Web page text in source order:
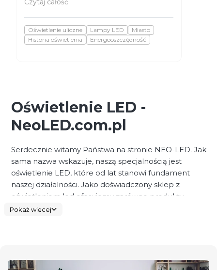
Czytaj całość
Oświetlenie uliczne Lampy LED
Miasto
Historia oświetlenia
Energooszczędność
Oświetlenie LED -
NeoLED.com.pl
Serdecznie witamy Państwa na stronie NEO-LED. Jak
sama nazwa wskazuje, naszą specjalnością jest
oświetlenie LED, które od lat stanowi fundament
naszej działalności. Jako doświadczony sklep z
oświetleniem led oferujemy zarówno produkty
własnej produkcji, jak i szeroki asortyment
a zdobyte doświadczenie przekłada się na wysoką
Pokaż więcej